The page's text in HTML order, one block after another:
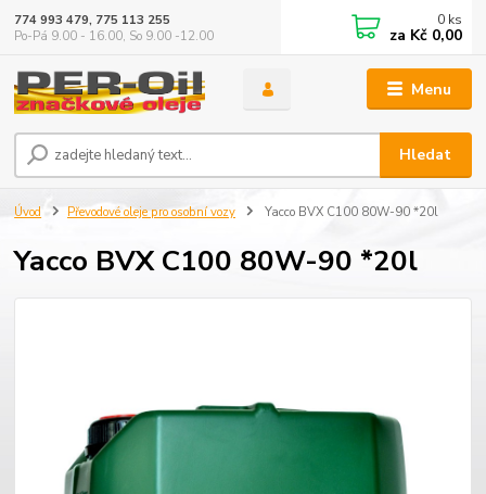
Menu
Hledat
774 993 479, 775 113 255
Po-Pá 9.00 - 16.00, So 9.00 -12.00
0 ks
za Kč 0,00
Úvod Převodové oleje pro osobní vozy Yacco BVX C100 80W-90 *20l
Yacco BVX C100 80W-90 *20l